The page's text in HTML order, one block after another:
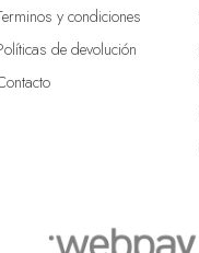
y condiciones
de devolución